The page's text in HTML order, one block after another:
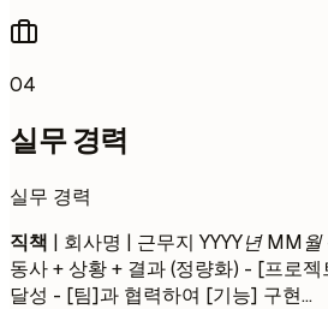
04
실무 경력
실무 경력
직책 | 회사명 | 근무지 YYYY년 MM
동사 + 상황 + 결과 (정량화) - [프로
달성 - [팀]과 협력하여 [기능] 구현...